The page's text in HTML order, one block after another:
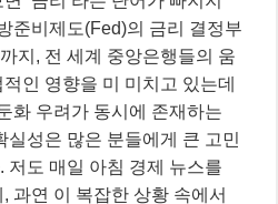
준비제도(Fed)의 금리 결정부
지, 전 세계 중앙은행들의 움
인 영향을 미 미치고 있는데
화 우려가 동시에 존재하는
실성은 많은 분들에게 큰 고민
저도 매일 아침 경제 뉴스를
과연 이 복잡한 상황 속에서